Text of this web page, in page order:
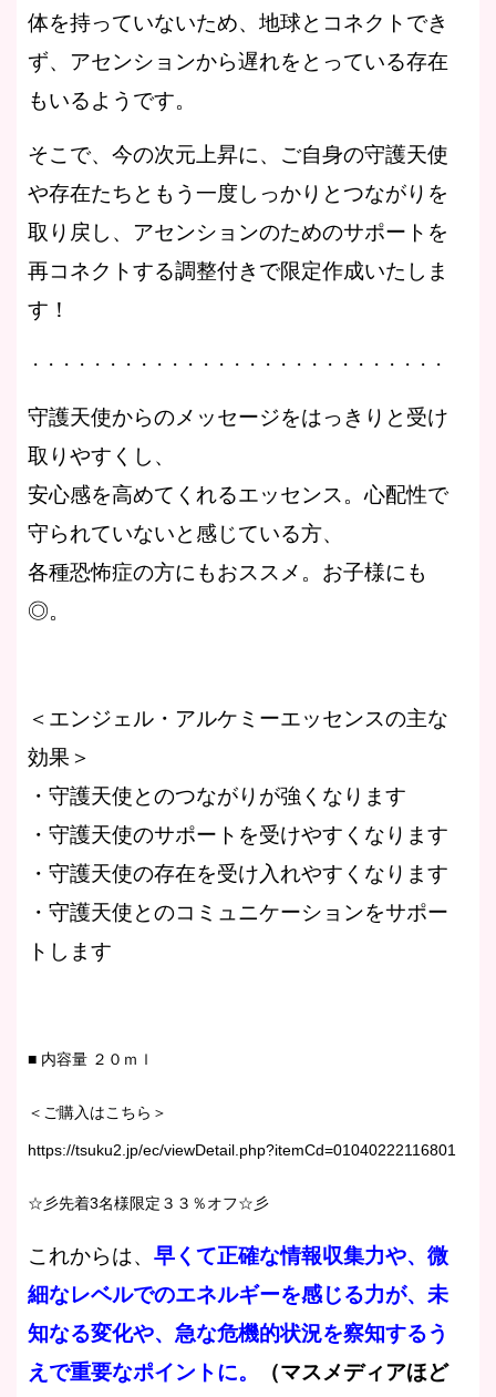
体を持っていないため、地球とコネクトでき
ず、アセンションから遅れをとっている存在
もいるようです。
そこで、今の次元上昇に、ご自身の守護天使
や存在たちともう一度しっかりとつながりを
取り戻し、アセンションのためのサポートを
再コネクトする調整付きで限定作成いたしま
す！
・・・・・・・・・・・・・・・・・・・・・・・・・・・
守護天使からのメッセージをはっきりと受け
取りやすくし、
安心感を高めてくれるエッセンス。心配性で
守られていないと感じている方、
各種恐怖症の方にもおススメ。お子様にも
◎。
＜エンジェル・アルケミーエッセンスの主な
効果＞
・守護天使とのつながりが強くなります
・守護天使のサポートを受けやすくなります
・守護天使の存在を受け入れやすくなります
・守護天使とのコミュニケーションをサポー
トします
■ 内容量 ２０ｍｌ
＜ご購入はこちら＞
https://tsuku2.jp/ec/viewDetail.php?itemCd=01040222116801
☆彡先着3名様限定３３％オフ☆彡
これからは、 早くて正確な情報収集力や、微
細なレベルでのエネルギーを感じる力が、未
知なる変化や、急な危機的状況を察知するう
えで重要なポイントに。
（マスメディアほど